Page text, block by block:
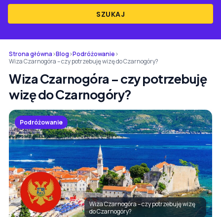
SZUKAJ
Strona główna›Blog›Podróżowanie›
Wiza Czarnogóra – czy potrzebuję wizę do Czarnogóry?
Wiza Czarnogóra – czy potrzebuję
wizę do Czarnogóry?
Podróżowanie
Wiza Czarnogóra – czy potrzebuję wizę
do Czarnogóry?